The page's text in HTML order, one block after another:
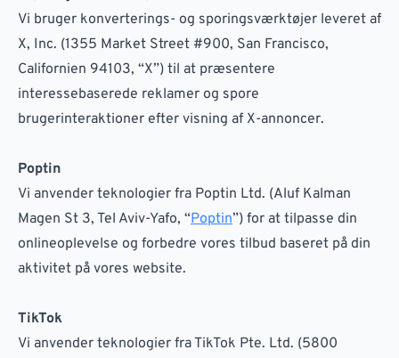
Vi bruger konverterings- og sporingsværktøjer leveret af
X, Inc. (1355 Market Street #900, San Francisco,
Californien 94103, “X”) til at præsentere
interessebaserede reklamer og spore
brugerinteraktioner efter visning af X-annoncer.
Poptin
Vi anvender teknologier fra Poptin Ltd. (Aluf Kalman
Magen St 3, Tel Aviv-Yafo, “Poptin”) for at tilpasse din
onlineoplevelse og forbedre vores tilbud baseret på din
aktivitet på vores website.
TikTok
Vi anvender teknologier fra TikTok Pte. Ltd. (5800